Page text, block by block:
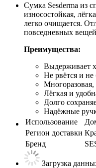
Сумка Sesderma из
износостойкая,
легко очищается.
повседневных
Преимущества:
Выдерживает
Не рвётся и не
Многоразовая,
Лёгкая и
Долго
Надёжные
Использование
Регион доставки
Бренд
Загрузка